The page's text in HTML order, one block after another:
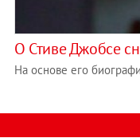
О Стиве Джобсе
На основе его